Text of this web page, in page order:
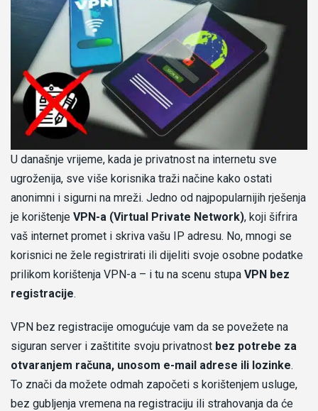
U današnje vrijeme, kada je privatnost na internetu sve
ugroženija, sve više korisnika traži načine kako ostati
anonimni i sigurni na mreži. Jedno od najpopularnijih rješenja
je korištenje VPN-a (Virtual Private Network), koji šifrira
vaš internet promet i skriva vašu IP adresu. No, mnogi se
korisnici ne žele registrirati ili dijeliti svoje osobne podatke
prilikom korištenja VPN-a – i tu na scenu stupa VPN bez
registracije.
VPN bez registracije omogućuje vam da se povežete na
siguran server i zaštitite svoju privatnost bez potrebe za
otvaranjem računa, unosom e-mail adrese ili lozinke.
To znači da možete odmah započeti s korištenjem usluge,
bez gubljenja vremena na registraciju ili strahovanja da će